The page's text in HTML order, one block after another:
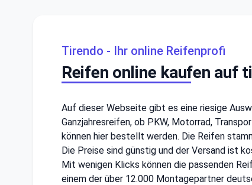
Tirendo - Ihr online Reifenprofi
Reifen online kaufen auf
Auf dieser Webseite gibt es eine riesige
Ganzjahresreifen, ob PKW, Motorrad,
können hier bestellt werden. Die Reifen
Die Preise sind günstig und der Versand ist
Mit wenigen Klicks können die passenden
einem der über 12.000 Montagepartner